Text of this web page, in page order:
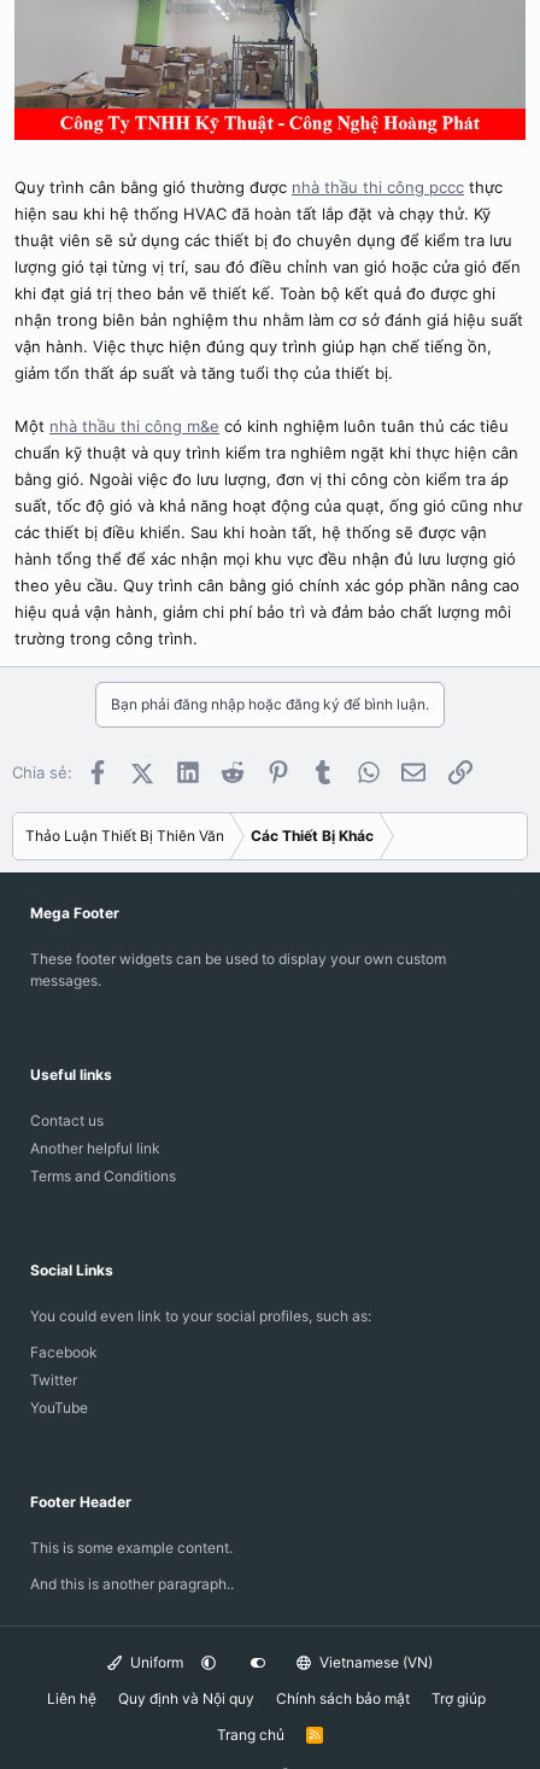
Quy trình cân bằng gió thường được nhà thầu thi công pccc thực
hiện sau khi hệ thống HVAC đã hoàn tất lắp đặt và chạy thử. Kỹ
thuật viên sẽ sử dụng các thiết bị đo chuyên dụng để kiểm tra lưu
lượng gió tại từng vị trí, sau đó điều chỉnh van gió hoặc cửa gió đến
khi đạt giá trị theo bản vẽ thiết kế. Toàn bộ kết quả đo được ghi
nhận trong biên bản nghiệm thu nhằm làm cơ sở đánh giá hiệu suất
vận hành. Việc thực hiện đúng quy trình giúp hạn chế tiếng ồn,
giảm tổn thất áp suất và tăng tuổi thọ của thiết bị.
Một nhà thầu thi công m&e có kinh nghiệm luôn tuân thủ các tiêu
chuẩn kỹ thuật và quy trình kiểm tra nghiêm ngặt khi thực hiện cân
bằng gió. Ngoài việc đo lưu lượng, đơn vị thi công còn kiểm tra áp
suất, tốc độ gió và khả năng hoạt động của quạt, ống gió cũng như
các thiết bị điều khiển. Sau khi hoàn tất, hệ thống sẽ được vận
hành tổng thể để xác nhận mọi khu vực đều nhận đủ lưu lượng gió
theo yêu cầu. Quy trình cân bằng gió chính xác góp phần nâng cao
hiệu quả vận hành, giảm chi phí bảo trì và đảm bảo chất lượng môi
trường trong công trình.
Bạn phải đăng nhập hoặc đăng ký để bình luận.
Chia sẻ: FacebookX (Twitter)
LinkedInReddit PinterestTumblrWhatsApp
Email Link
Thảo Luận Thiết Bị Thiên Văn Các Thiết Bị Khác
Mega Footer
These footer widgets can be used to display your own custom
messages.
Useful links
Contact us
Another helpful link
Terms and Conditions
Social Links
You could even link to your social profiles, such as:
Facebook
Twitter
YouTube
Footer Header
This is some example content.
And this is another paragraph..
Uniform
Vietnamese (VN)
Liên hệ
Quy định và Nội quy Chính sách bảo mật
Trợ giúp
Trang chủ
R